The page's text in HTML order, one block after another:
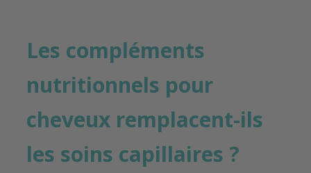
Les compléments
nutritionnels pour
cheveux remplacent-ils
les soins capillaires ?